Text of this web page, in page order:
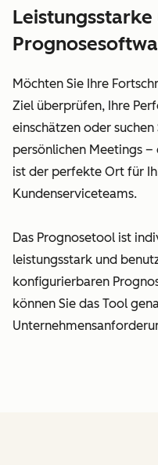
Möchten Sie Ihre
Ziel überprüfen, Ihre
einschätzen oder suchen
persönlichen Meetings
ist der perfekte Ort für
Kundenserviceteams.
Das Prognosetool ist
leistungsstark und
konfigurierbaren
können Sie das Tool